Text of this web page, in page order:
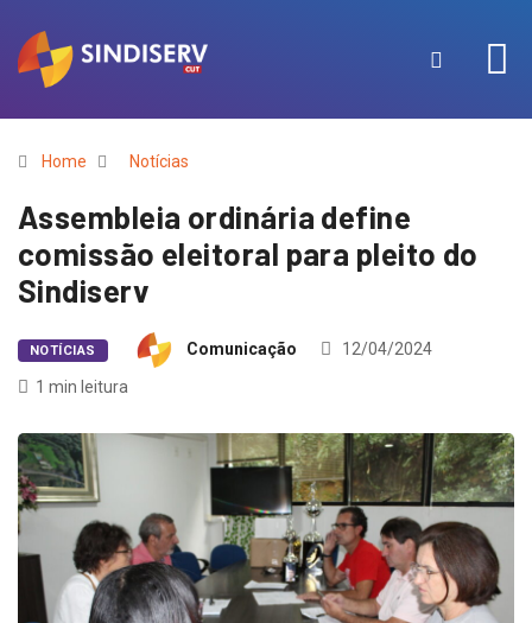
Home Notícias
Assembleia ordinária define
comissão eleitoral para pleito do
Sindiserv
NOTÍCIAS Comunicação
12/04/2024
1 min leitura